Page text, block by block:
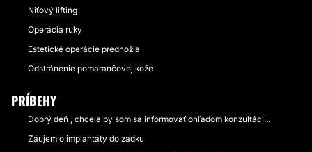
Niťový lifting
Operácia ruky
Estetické operácie prednožia
Odstránenie pomarančovej kože
PRÍBEHY
Dobrý deň , chcela by som sa informovať ohľadom konzultáci...
Záujem o implantáty do zadku